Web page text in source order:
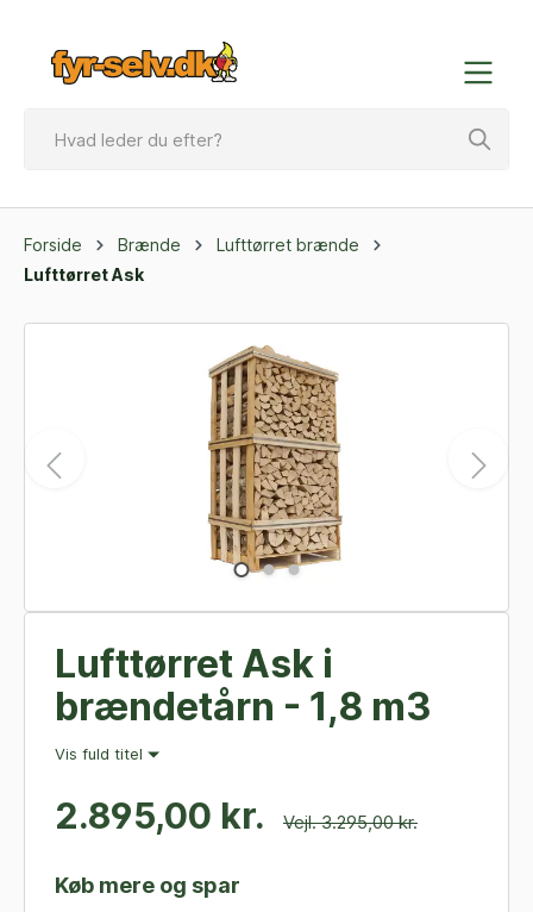
Forside Brænde
Lufttørret brænde
Lufttørret Ask
Lufttørret Ask i
brændetårn - 1,8 m3
Vis fuld titel
2.895,00 kr. Vejl. 3.295,00 kr.
Køb mere og spar